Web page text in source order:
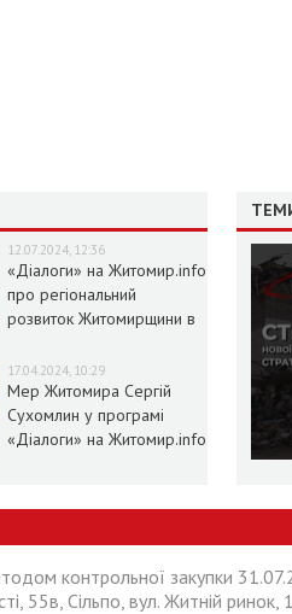
12.07.2024, 12:36
«Діалоги» на Житомир.info
про регіональний
розвиток Житомирщини в
17.04.2024, 10:29
Мер Житомира Сергій
Сухомлин у програмі
«Діалоги» на Житомир.info
контрольної закупки
55в, Сільпо, вул. Житній ринок, 1